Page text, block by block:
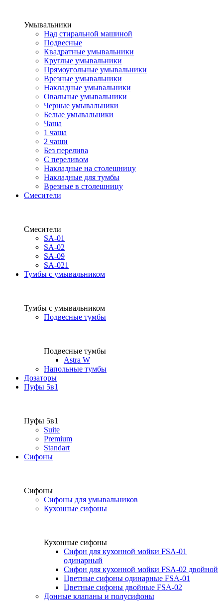
Умывальники
Над стиральной машиной
Подвесные
Квадратные умывальники
Круглые умывальники
Прямоугольные умывальники
Врезные умывальники
Накладные умывальники
Овальные умывальники
Черные умывальники
Белые умывальники
Чаша
1 чаша
2 чаши
Без перелива
С переливом
Накладные на столешницу
Накладные для тумбы
Врезные в столешницу
Смесители
Смесители
SA-01
SA-02
SA-09
SA-021
Тумбы с умывальником
Тумбы с умывальником
Подвесные тумбы
Подвесные тумбы
Astra W
Напольные тумбы
Дозаторы
Пуфы 5в1
Пуфы 5в1
Suite
Premium
Standart
Сифоны
Сифоны
Сифоны для умывальников
Кухонные сифоны
Кухонные сифоны
Сифон для кухонной мойки FSA-01
одинарный
Сифон для кухонной мойки FSA-02 двойной
Цветные сифоны одинарные FSA-01
Цветные сифоны двойные FSA-02
Донные клапаны и полусифоны